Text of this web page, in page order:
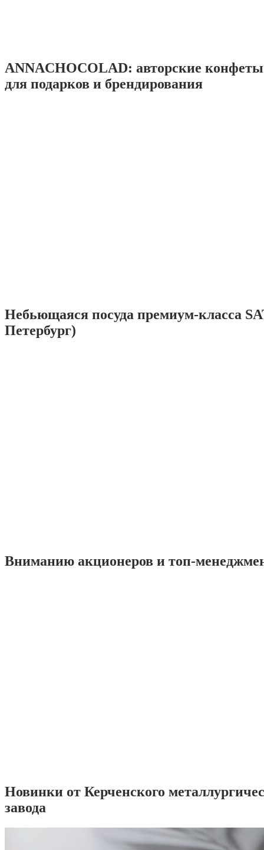
ANNACHOCOLAD: авторские
для подарков и брендирования
Небьющаяся посуда премиум-класса
Петербург)
Вниманию акционеров и топ-
Новинки от Керченского
завода